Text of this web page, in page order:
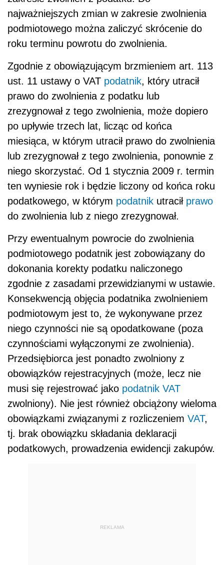
najważniejszych zmian w zakresie zwolnienia
podmiotowego można zaliczyć skrócenie do
roku terminu powrotu do zwolnienia.
Zgodnie z obowiązującym brzmieniem art. 113
ust. 11 ustawy o VAT podatnik, który utracił
prawo do zwolnienia z podatku lub
zrezygnował z tego zwolnienia, może dopiero
po upływie trzech lat, licząc od końca
miesiąca, w którym utracił prawo do zwolnienia
lub zrezygnował z tego zwolnienia, ponownie z
niego skorzystać. Od 1 stycznia 2009 r. termin
ten wyniesie rok i będzie liczony od końca roku
podatkowego, w którym podatnik utracił prawo
do zwolnienia lub z niego zrezygnował.
Przy ewentualnym powrocie do zwolnienia
podmiotowego podatnik jest zobowiązany do
dokonania korekty podatku naliczonego
zgodnie z zasadami przewidzianymi w ustawie.
Konsekwencją objęcia podatnika zwolnieniem
podmiotowym jest to, że wykonywane przez
niego czynności nie są opodatkowane (poza
czynnościami wyłączonymi ze zwolnienia).
Przedsiębiorca jest ponadto zwolniony z
obowiązków rejestracyjnych (może, lecz nie
musi się rejestrować jako podatnik VAT
zwolniony). Nie jest również obciążony wieloma
obowiązkami związanymi z rozliczeniem VAT,
tj. brak obowiązku składania deklaracji
podatkowych, prowadzenia ewidencji zakupów.
REKLAMA